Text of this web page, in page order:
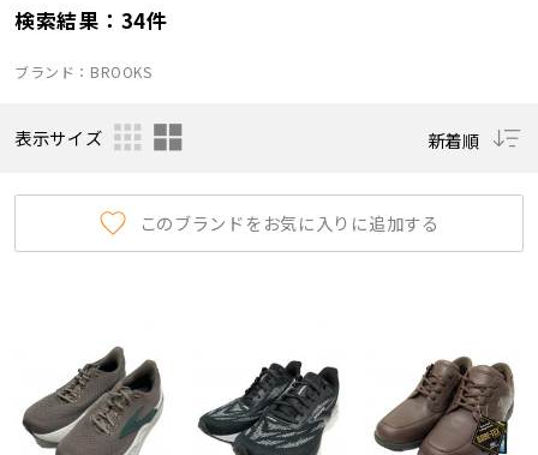
検索結果：34件
ブランド：BROOKS
表示サイズ 新着順
このブランドをお気に入りに追加する